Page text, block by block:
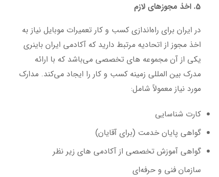
5. اخذ مجوزهای لازم
در ایران برای راه‌اندازی کسب و کار تعمیرات موبایل نیاز به
اخذ مجوز از اتحادیه مرتبط دارید که آکادمی ایران باینری
یکی از آن مجموعه های تخصصی می‌باشد که با ارائه
مدرک بین المللی زمینه کسب و کار را ایجاد می‌کند. مدارک
مورد نیاز معمولاً شامل:
کارت شناسایی
گواهی پایان خدمت (برای آقایان)
گواهی آموزش تخصصی از آکادمی های زیر نظر
سازمان فنی و حرفه‌ای